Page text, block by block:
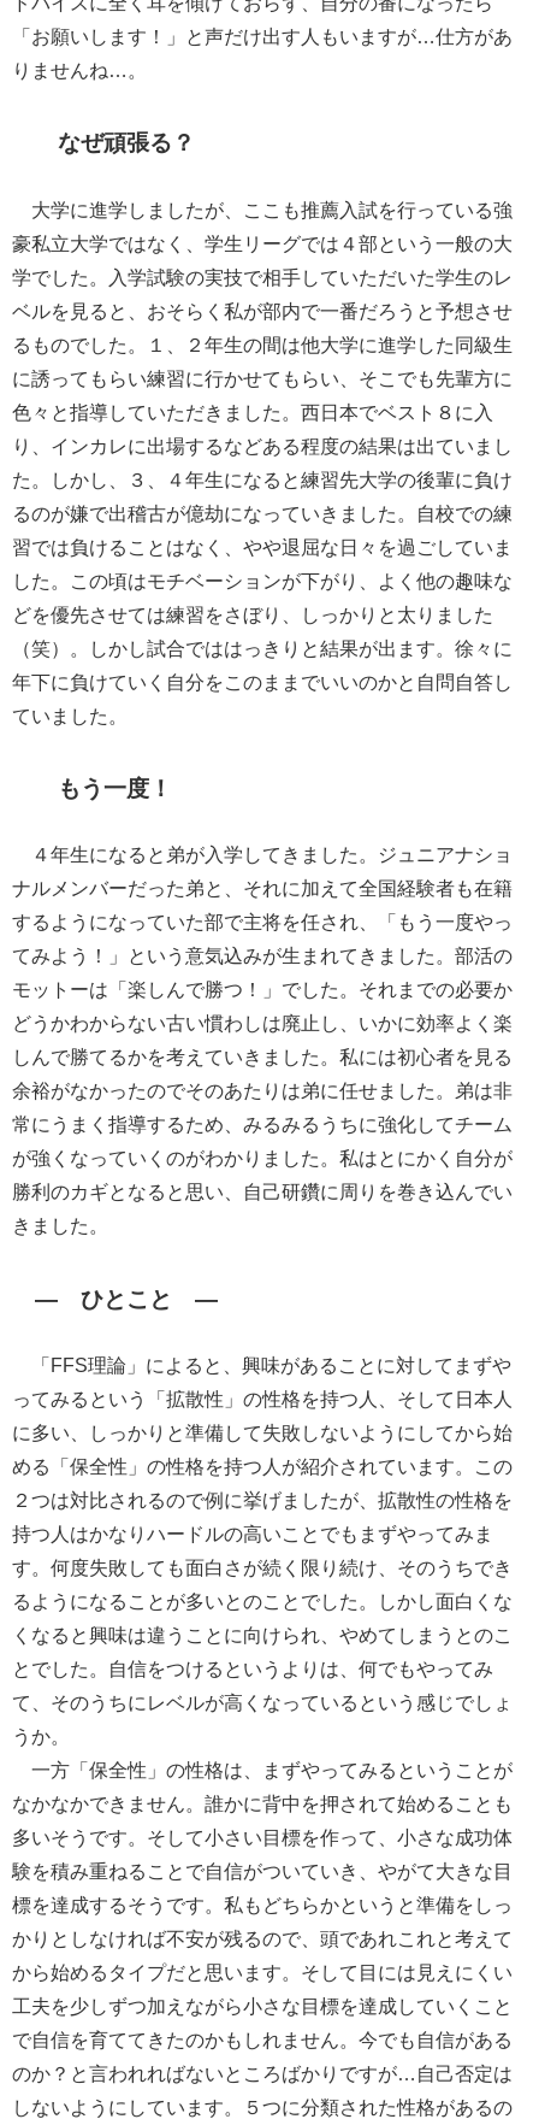
「お願いします！」と声だけ出す人もいますが…仕方があ
りませんね…。
なぜ頑張る？
大学に進学しましたが、ここも推薦入試を行っている強
豪私立大学ではなく、学生リーグでは４部という一般の大
学でした。入学試験の実技で相手していただいた学生のレ
ベルを見ると、おそらく私が部内で一番だろうと予想させ
るものでした。１、２年生の間は他大学に進学した同級生
に誘ってもらい練習に行かせてもらい、そこでも先輩方に
色々と指導していただきました。西日本でベスト８に入
り、インカレに出場するなどある程度の結果は出ていまし
た。しかし、３、４年生になると練習先大学の後輩に負け
るのが嫌で出稽古が億劫になっていきました。自校での練
習では負けることはなく、やや退屈な日々を過ごしていま
した。この頃はモチベーションが下がり、よく他の趣味な
どを優先させては練習をさぼり、しっかりと太りました
（笑）。しかし試合でははっきりと結果が出ます。徐々に
年下に負けていく自分をこのままでいいのかと自問自答し
ていました。
もう一度！
４年生になると弟が入学してきました。ジュニアナショ
ナルメンバーだった弟と、それに加えて全国経験者も在籍
するようになっていた部で主将を任され、「もう一度やっ
てみよう！」という意気込みが生まれてきました。部活の
モットーは「楽しんで勝つ！」でした。それまでの必要か
どうかわからない古い慣わしは廃止し、いかに効率よく楽
しんで勝てるかを考えていきました。私には初心者を見る
余裕がなかったのでそのあたりは弟に任せました。弟は非
常にうまく指導するため、みるみるうちに強化してチーム
が強くなっていくのがわかりました。私はとにかく自分が
勝利のカギとなると思い、自己研鑽に周りを巻き込んでい
きました。
― ひとこと ―
「FFS理論」によると、興味があることに対してまずや
ってみるという「拡散性」の性格を持つ人、そして日本人
に多い、しっかりと準備して失敗しないようにしてから始
める「保全性」の性格を持つ人が紹介されています。この
２つは対比されるので例に挙げましたが、拡散性の性格を
持つ人はかなりハードルの高いことでもまずやってみま
す。何度失敗しても面白さが続く限り続け、そのうちでき
るようになることが多いとのことでした。しかし面白くな
くなると興味は違うことに向けられ、やめてしまうとのこ
とでした。自信をつけるというよりは、何でもやってみ
て、そのうちにレベルが高くなっているという感じでしょ
うか。
一方「保全性」の性格は、まずやってみるということが
なかなかできません。誰かに背中を押されて始めることも
多いそうです。そして小さい目標を作って、小さな成功体
験を積み重ねることで自信がついていき、やがて大きな目
標を達成するそうです。私もどちらかというと準備をしっ
かりとしなければ不安が残るので、頭であれこれと考えて
から始めるタイプだと思います。そして目には見えにくい
工夫を少しずつ加えながら小さな目標を達成していくこと
で自信を育ててきたのかもしれません。今でも自信がある
のか？と言われればないところばかりですが…自己否定は
しないようにしています。５つに分類された性格があるの